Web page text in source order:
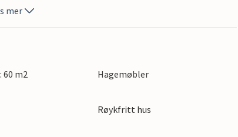
med mange restauranter og tavernaer,
her kan du spasere langs kanalene,
eller markedet og prøv lokale spesialiteter
det en flott opplevelse å tilbringe en dag på
Du kan også ta med sykkelen din eller leie
vakre sanddynene i Bredene.
mer
60 m2 Hagemøbler
Røykfritt hus